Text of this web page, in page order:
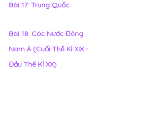
Bài 17: Trung Quốc
Bài 18: Các Nước Đông
Nam Á (Cuối Thế Kỉ XIX -
Đầu Thế Kỉ XX)